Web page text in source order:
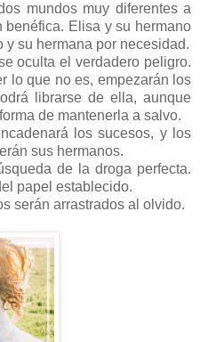
mundos muy diferentes a
Elisa y su hermano
su hermana por necesidad.
oculta el verdadero peligro.
lo que no es, empezarán los
librarse de ella, aunque
de mantenerla a salvo.
los sucesos, y los
sus hermanos.
de la droga perfecta.
papel establecido.
serán arrastrados al olvido.